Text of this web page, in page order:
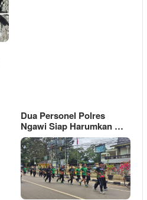
Dua Personel Polres
Ngawi Siap Harumkan …